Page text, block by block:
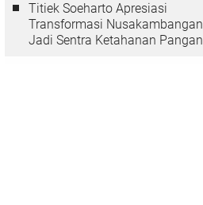
Titiek Soeharto Apresiasi
Transformasi Nusakambangan
Jadi Sentra Ketahanan Pangan